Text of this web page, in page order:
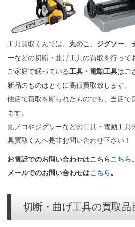
工具買取くんでは、 丸のこ、 ジグソー、
ーなどの切断・曲げ工具の買取を行って
ご家庭で眠っている工具・電動工具はご
新品のものはとくに高価買取致します。
他店で買取を断られたものでも、当店で
ます。
丸ノコやジグソーなどの工具・電動工具
具買取くんへ是非お問い合わせ下さい！
お電話でのお問い合わせはこちらこちら。
メールでのお問い合わせはこちら。
切断・曲げ工具の買取品